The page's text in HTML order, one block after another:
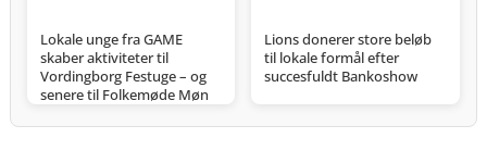
Lokale unge fra GAME
skaber aktiviteter til
Vordingborg Festuge – og
senere til Folkemøde Møn
Lions donerer store beløb
til lokale formål efter
succesfuldt Bankoshow